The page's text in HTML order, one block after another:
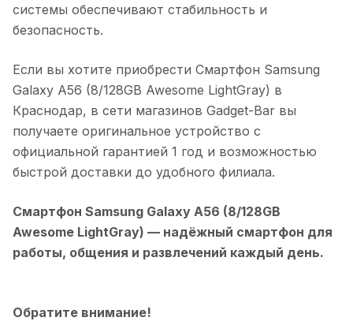
системы обеспечивают стабильность и
безопасность.
Если вы хотите приобрести Смартфон Samsung
Galaxy A56 (8/128GB Awesome LightGray) в
Краснодар, в сети магазинов Gadget-Bar вы
получаете оригинальное устройство с
официальной гарантией 1 год и возможностью
быстрой доставки до удобного филиала.
Смартфон Samsung Galaxy A56 (8/128GB
Awesome LightGray) — надёжный смартфон для
работы, общения и развлечений каждый день.
Обратите внимание!